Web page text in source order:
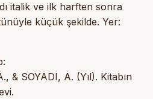
italik ve ilk harften sonra
küçük şekilde. Yer:
& SOYADI, A. (Yıl). Kitabın